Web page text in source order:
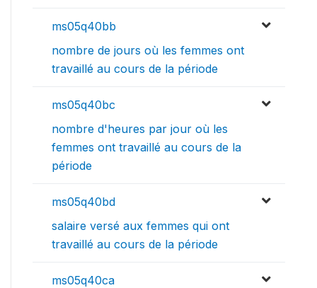
ms05q40bb
nombre de jours où les femmes ont
travaillé au cours de la période
ms05q40bc
nombre d'heures par jour où les
femmes ont travaillé au cours de la
période
ms05q40bd
salaire versé aux femmes qui ont
travaillé au cours de la période
ms05q40ca